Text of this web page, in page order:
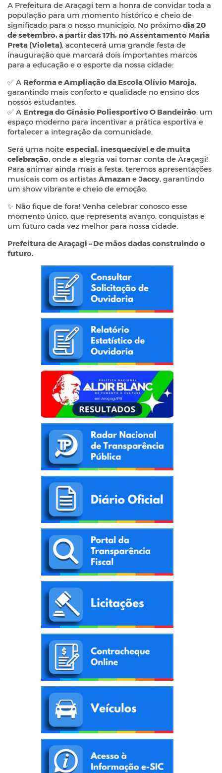
A Prefeitura de Araçagi tem a honra de convidar toda a
população para um momento histórico e cheio de
significado para o nosso município. No próximo dia 20
de setembro, a partir das 17h, no Assentamento Maria
Preta (Violeta), acontecerá uma grande festa de
inauguração que marcará dois importantes marcos
para a educação e o esporte da nossa cidade:
✅ A Reforma e Ampliação da Escola Olívio Maroja,
garantindo mais conforto e qualidade no ensino dos
nossos estudantes.
✅ A Entrega do Ginásio Poliesportivo O Bandeirão, um
espaço moderno para incentivar a prática esportiva e
fortalecer a integração da comunidade.
Será uma noite especial, inesquecível e de muita
celebração, onde a alegria vai tomar conta de Araçagi!
Para animar ainda mais a festa, teremos apresentações
musicais com os artistas Amazan e Jaccy, garantindo
um show vibrante e cheio de emoção.
✨ Não fique de fora! Venha celebrar conosco esse
momento único, que representa avanço, conquistas e
um futuro cada vez melhor para nossa cidade.
Prefeitura de Araçagi – De mãos dadas construindo o
futuro.